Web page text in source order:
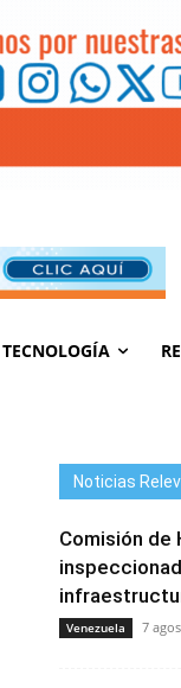
TECNOLOGÍA
Noticias
Comisión de
Venezuela 7